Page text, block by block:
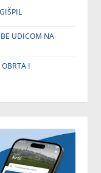
UDICOM NA
OBRTA I